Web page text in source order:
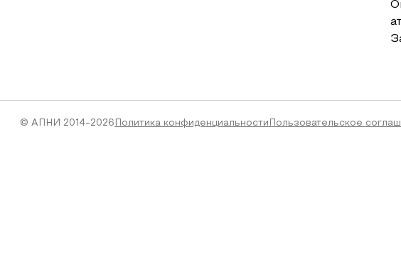
© АПНИ 2014-2026 Политика конфиденциальности Пользовательское